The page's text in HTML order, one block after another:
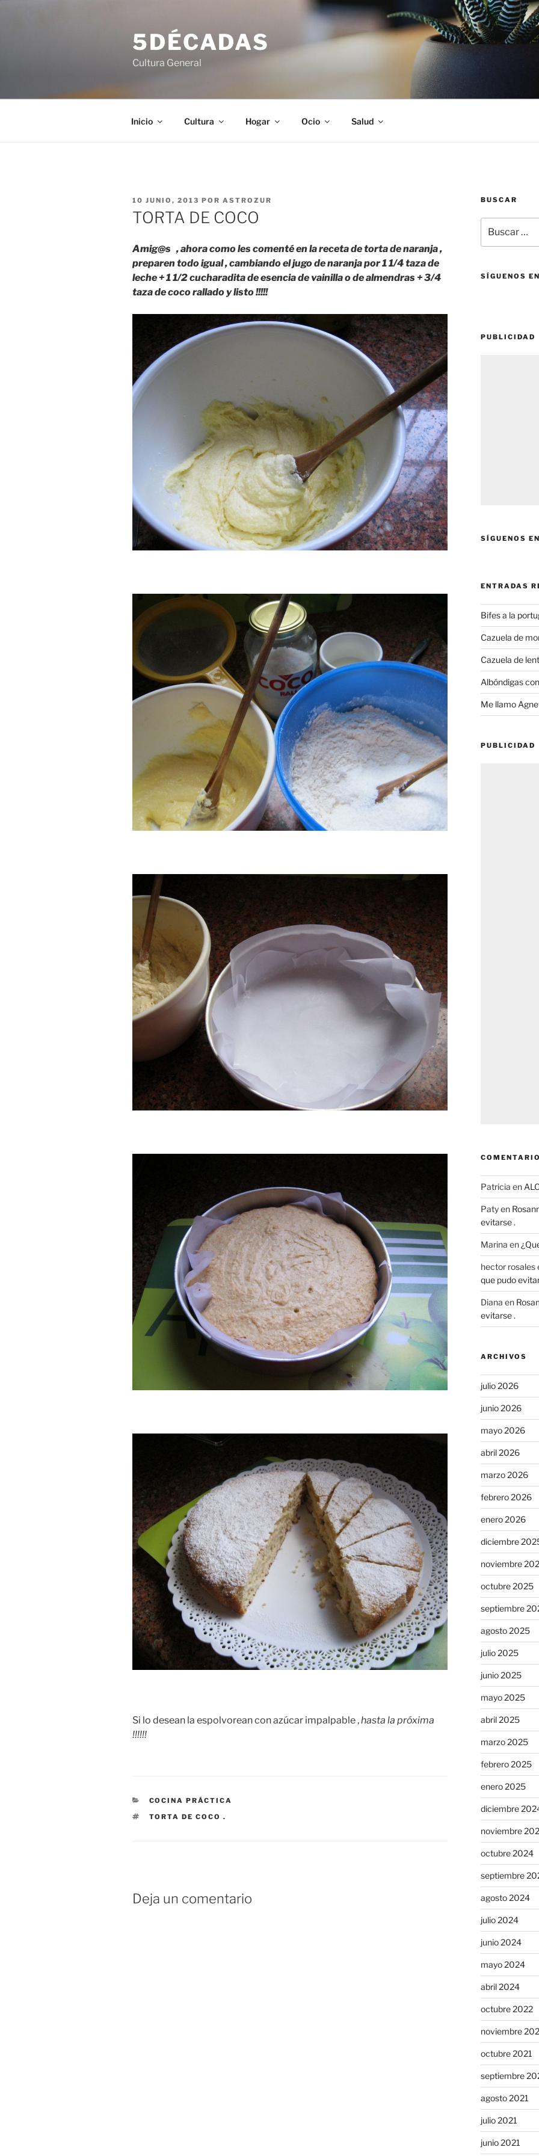
5DÉCADAS
Cultura General
Inicio Cultura Hogar Ocio Salud
PUBLICADO
EL
10 JUNIO, 2013 POR ASTROZUR
TORTA DE COCO
Amig@s , ahora como les comenté en la receta de torta de naranja ,
preparen todo igual , cambiando el jugo de naranja por 1 1/4 taza de
leche + 1 1/2 cucharadita de esencia de vainilla o de almendras + 3/4
taza de coco rallado y listo !!!!!
Si lo desean la espolvorean con azúcar impalpable ,hasta la próxima
!!!!!!
CATEGORÍAS
COCINA PRÁCTICA
ETIQUETAS
TORTA DE COCO .
Deja un comentario
BUSCAR
por:
SÍGUENOS
PUBLICIDAD
SÍGUENOS
ENTRADAS
Bifes a la
Cazuela de
Cazuela de
Albóndigas
Me llamo
PUBLICIDAD
Patricia en
Patyen
evitarse .
Marina en
hector rosales
que pudo
Diana en
evitarse .
ARCHIVOS
julio 2026
junio 2026
mayo 2026
abril 2026
marzo 2026
febrero 2026
enero 2026
diciembre
noviembre
octubre 2025
septiembre
agosto 2025
julio 2025
junio 2025
mayo 2025
abril 2025
marzo 2025
febrero 2025
enero 2025
diciembre
noviembre
octubre 2024
septiembre
agosto 2024
julio 2024
junio 2024
mayo 2024
abril 2024
octubre 2022
noviembre
octubre 2021
septiembre
agosto 2021
julio 2021
junio 2021